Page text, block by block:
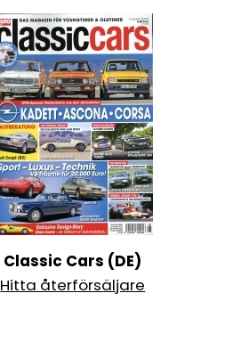
Classic Cars (DE)
Hitta återförsäljare